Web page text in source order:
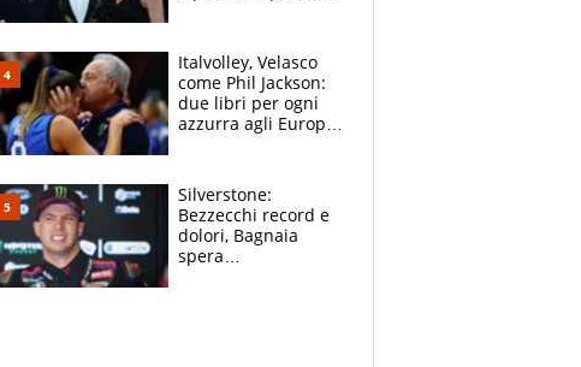
sfondo
Italvolley, Velasco
come Phil Jackson:
due libri per ogni
azzurra agli Europei.
Silverstone:
Bezzecchi record e
dolori, Bagnaia
spera